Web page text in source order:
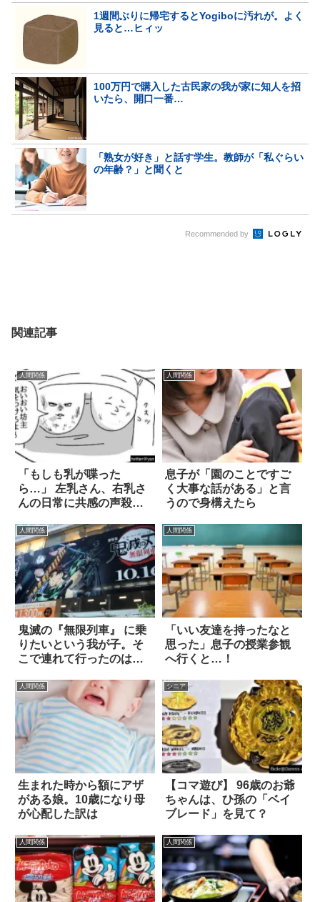
1週間ぶりに帰宅するとYogiboに汚れが。よく
見ると…ヒィッ
100万円で購入した古民家の我が家に知人を招
いたら、開口一番…
「熟女が好き」と話す学生。教師が「私ぐらい
の年齢？」と聞くと
Recommended by
関連記事
人間関係
「もしも乳が喋った
ら…」 左乳さん、右乳さ
んの日常に共感の声殺到
人間関係
息子が「園のことですご
く大事な話がある」と言
うので身構えたら
人間関係
鬼滅の『無限列車』 に乗
りたいという我が子。そ
こで連れて行ったのは…
人間関係
「いい友達を持ったなと
思った」息子の授業参観
へ行くと…！
人間関係
生まれた時から額にアザ
がある娘。10歳になり母
が心配した訳は
シニア
【コマ遊び】 96歳のお爺
ちゃんは、ひ孫の「ベイ
ブレード」を見て？
人間関係 人間関係